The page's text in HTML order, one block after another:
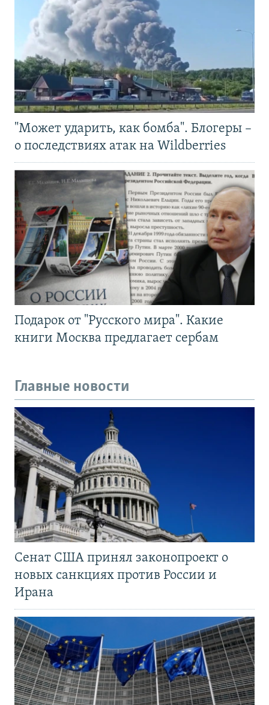
"Может ударить, как бомба". Блогеры –
о последствиях атак на Wildberries
Подарок от "Русского мира". Какие
книги Москва предлагает сербам
Главные новости
Сенат США принял законопроект о
новых санкциях против России и
Ирана